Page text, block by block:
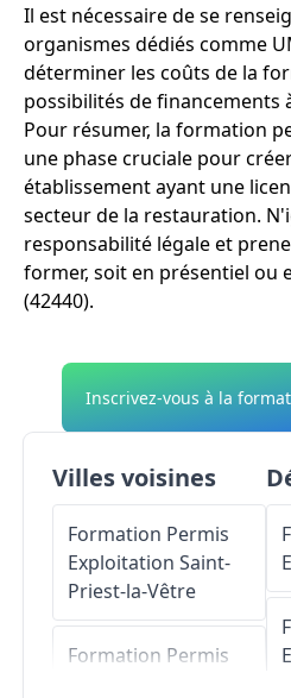
Il est nécessaire de se
organismes dédiés comme
déterminer les coûts de la
possibilités de financements
Pour résumer, la formation
une phase cruciale pour
établissement ayant une
secteur de la restauration.
responsabilité légale et
former, soit en présentiel ou
(42440).
Inscrivez-vous à la
Villes voisines
Formation Permis
Exploitation Saint-
Priest-la-Vêtre
Formation Permis